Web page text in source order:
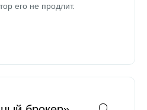
его не продлит.